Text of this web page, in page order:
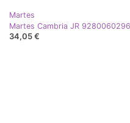
Martes
Martes Cambria JR
34,05 €